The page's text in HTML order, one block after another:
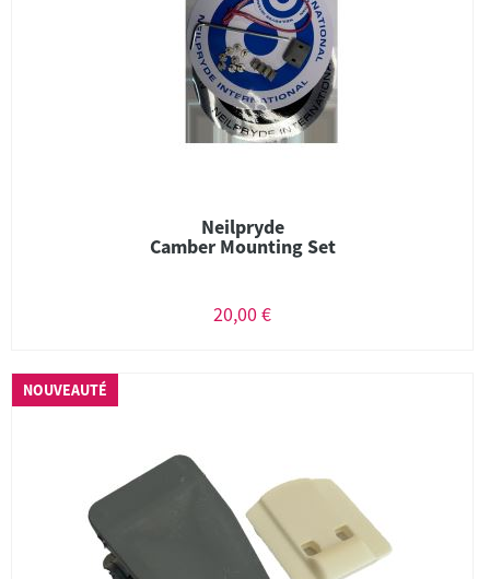
Neilpryde
Camber Mounting Set
20,00 €
NOUVEAUTÉ